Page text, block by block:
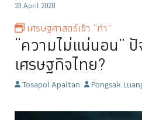
23 April 2020
เศรษฐศาสตร์เข้า “ท่า”
“ความไม่แน่นอน”
เศรษฐกิจไทย?
Tosapol Apaitan Pongsak